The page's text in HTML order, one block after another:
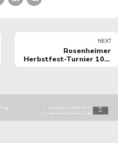
NEXT
Rosenheimer
Herbstfest-Turnier 10. /